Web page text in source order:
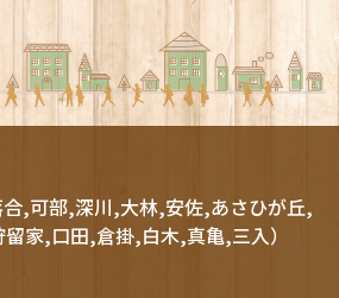
,可部,深川,大林,安佐,あさひが丘,
家,口田,倉掛,白木,真亀,三入）